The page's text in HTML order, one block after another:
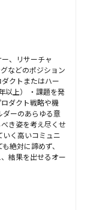
、リサーチャ
などのポジション
クトまたはハー
以上） ・課題を発
ダクト戦略や機
ダーのあらゆる意
き姿を考え尽くせ
く高いコミュニ
絶対に諦めず、
結果を出せるオー